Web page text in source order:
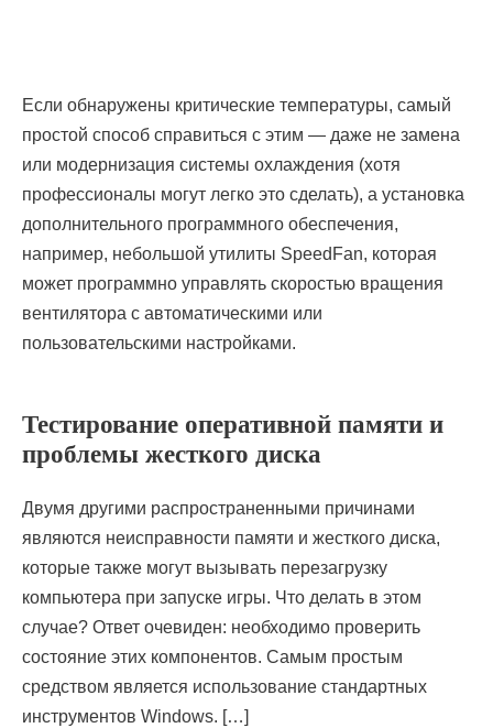
Если обнаружены критические температуры, самый
простой способ справиться с этим — даже не замена
или модернизация системы охлаждения (хотя
профессионалы могут легко это сделать), а установка
дополнительного программного обеспечения,
например, небольшой утилиты SpeedFan, которая
может программно управлять скоростью вращения
вентилятора с автоматическими или
пользовательскими настройками.
Тестирование оперативной памяти и
проблемы жесткого диска
Двумя другими распространенными причинами
являются неисправности памяти и жесткого диска,
которые также могут вызывать перезагрузку
компьютера при запуске игры. Что делать в этом
случае? Ответ очевиден: необходимо проверить
состояние этих компонентов. Самым простым
средством является использование стандартных
инструментов Windows. […]